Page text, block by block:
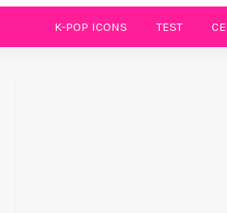
K-POP ICONS TEST